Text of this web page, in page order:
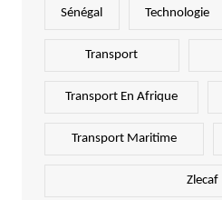
Sénégal Technologie
Transport
Transport En Afrique
Transport Maritime
Zlecaf